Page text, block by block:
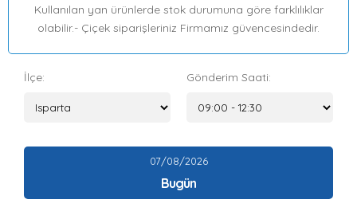
Kullanılan yan ürünlerde stok durumuna göre farklılıklar
olabilir.- Çiçek siparişleriniz Firmamız güvencesindedir.
İlçe: Gönderim Saati:
07/08/2026
Bugün